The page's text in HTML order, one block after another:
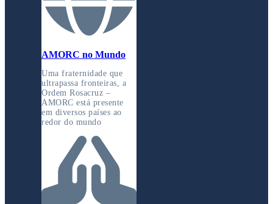
AMORC no Mundo
Uma fraternidade que
ultrapassa fronteiras, a
Ordem Rosacruz –
AMORC está presente
em diversos países ao
redor do mundo